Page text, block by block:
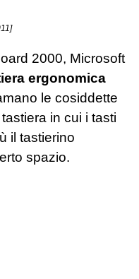
2000, Microsoft
ergonomica
le cosiddette
in cui i tasti
il tastierino
spazio.